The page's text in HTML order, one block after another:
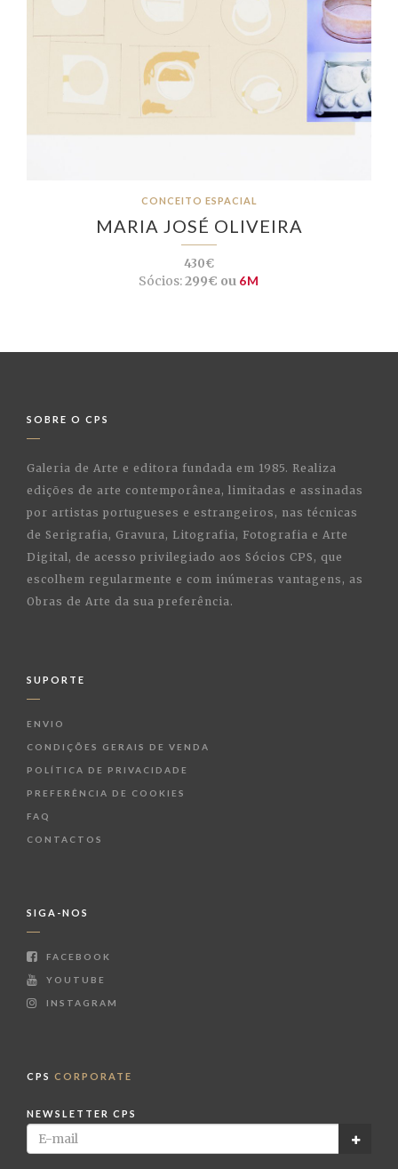
CONCEITO ESPACIAL
MARIA JOSÉ OLIVEIRA
430€
Sócios:299€ ou 6M
SOBRE O CPS
Galeria de Arte e editora fundada em 1985. Realiza
edições de arte contemporânea, limitadas e assinadas
por artistas portugueses e estrangeiros, nas técnicas
de Serigrafia, Gravura, Litografia, Fotografia e Arte
Digital, de acesso privilegiado aos Sócios CPS, que
escolhem regularmente e com inúmeras vantagens, as
Obras de Arte da sua preferência.
SUPORTE
ENVIO
CONDIÇÕES GERAIS DE VENDA
POLÍTICA DE PRIVACIDADE
PREFERÊNCIA DE COOKIES
FAQ
CONTACTOS
SIGA-NOS
FACEBOOK
YOUTUBE
INSTAGRAM
CPS CORPORATE
NEWSLETTER CPS